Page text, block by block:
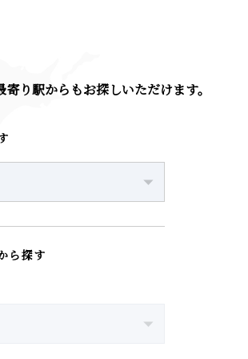
寄り駅からもお探しいただけます。
ら探す